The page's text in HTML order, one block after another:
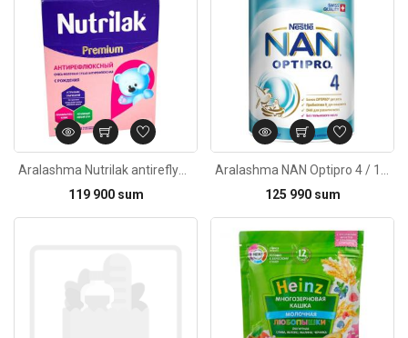
119 900 sum
125 990 sum